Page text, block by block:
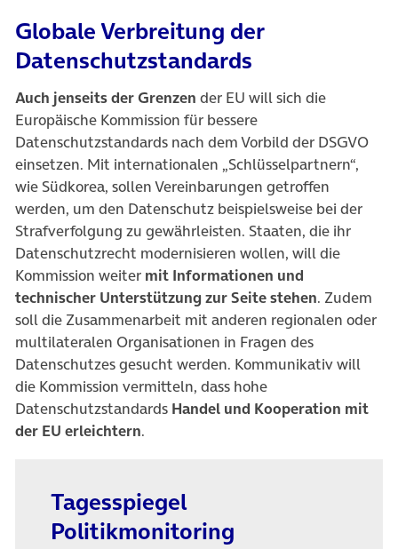
Globale Verbreitung der
Datenschutzstandards
Auch jenseits der Grenzen der EU will sich die
Europäische Kommission für bessere
Datenschutzstandards nach dem Vorbild der DSGVO
einsetzen. Mit internationalen „Schlüsselpartnern“,
wie Südkorea, sollen Vereinbarungen getroffen
werden, um den Datenschutz beispielsweise bei der
Strafverfolgung zu gewährleisten. Staaten, die ihr
Datenschutzrecht modernisieren wollen, will die
Kommission weiter mit Informationen und
technischer Unterstützung zur Seite stehen. Zudem
soll die Zusammenarbeit mit anderen regionalen oder
multilateralen Organisationen in Fragen des
Datenschutzes gesucht werden. Kommunikativ will
die Kommission vermitteln, dass hohe
Datenschutzstandards Handel und Kooperation mit
der EU erleichtern.
Tagesspiegel
Politikmonitoring